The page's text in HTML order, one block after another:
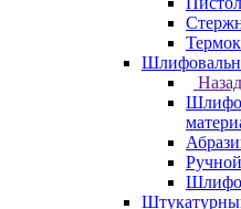
Назад